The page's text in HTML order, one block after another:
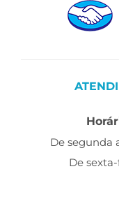
De segunda
De